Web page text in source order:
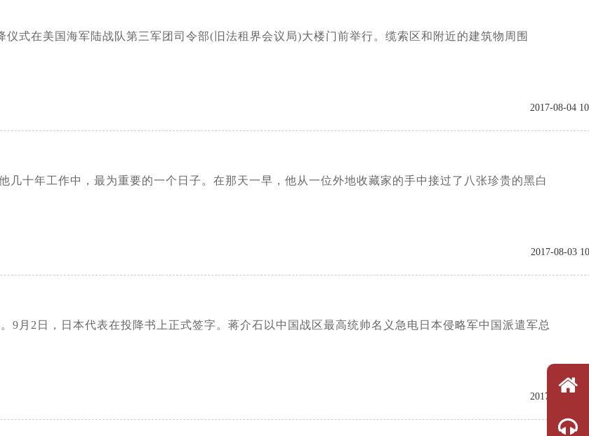
仪式在美国海军陆战队第三军团司令部(旧法租界会议局)大楼门前举行。缆索区和附近的建筑物周围
2017-08-04
几十年工作中，最为重要的一个日子。在那天一早，他从一位外地收藏家的手中接过了八张珍贵的黑白
2017-08-03
9月2日，日本代表在投降书上正式签字。蒋介石以中国战区最高统帅名义急电日本侵略军中国派遣军总
2017-08-03